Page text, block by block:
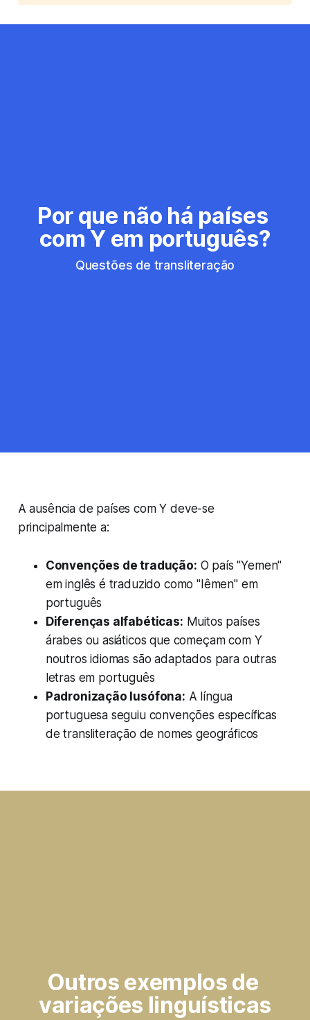
Por que não há países
com Y em português?
Questões de transliteração
A ausência de países com Y deve-se
principalmente a:
Convenções de tradução: O país "Yemen"
em inglês é traduzido como "Iêmen" em
português
Diferenças alfabéticas: Muitos países
árabes ou asiáticos que começam com Y
noutros idiomas são adaptados para outras
letras em português
Padronização lusófona: A língua
portuguesa seguiu convenções específicas
de transliteração de nomes geográficos
Outros exemplos de
variações linguísticas